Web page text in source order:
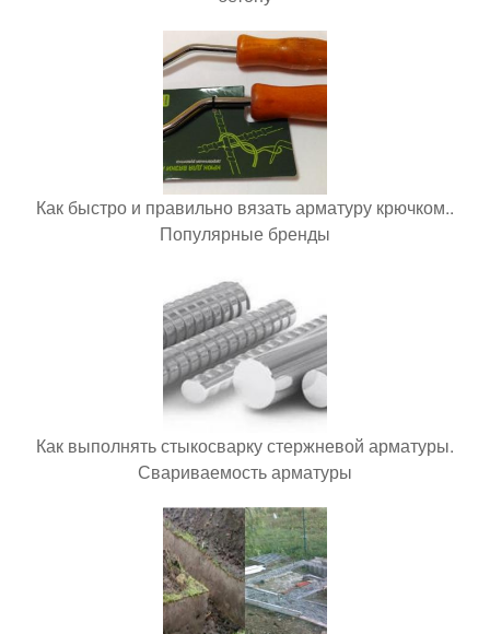
Как быстро и правильно вязать арматуру крючком..
Популярные бренды
Как выполнять стыкосварку стержневой арматуры.
Свариваемость арматуры